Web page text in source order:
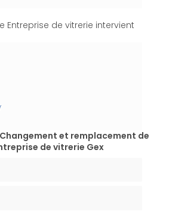
Entreprise de vitrerie intervient
et remplacement de
de vitrerie Gex